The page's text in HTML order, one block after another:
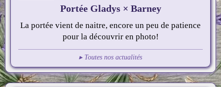
Portée Gladys × Barney
La portée vient de naitre, encore un peu de patience
pour la découvrir en photo!
▸ Toutes nos actualités